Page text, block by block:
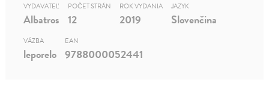
VYDAVATEĽ
Albatros
POČET STRÁN
12
ROK VYDANIA
2019
JAZYK
Slovenčina
VÄZBA
leporelo
EAN
9788000052441